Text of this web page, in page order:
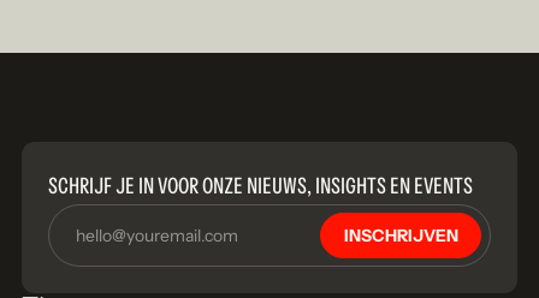
SCHRIJF JE IN VOOR ONZE NIEUWS, INSIGHTS EN EVENTS
INSCHRIJVEN